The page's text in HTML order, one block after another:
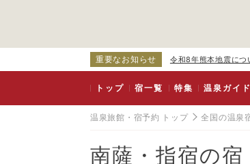
重要なお知らせ 令和8年熊本地震につ
トップ 宿一覧 特集 温泉ガイド
温泉旅館・宿予約 トップ 全国の温泉
南薩・指宿の宿